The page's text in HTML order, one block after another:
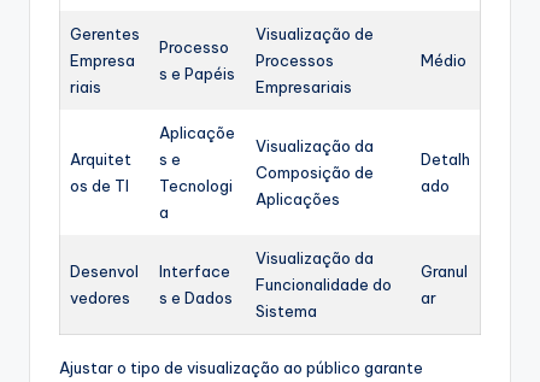
Gerentes
Empresa
riais
Processo
s e Papéis
Visualização de
Processos
Empresariais
Médio
Arquitet
os de TI
Aplicaçõe
s e
Tecnologi
a
Visualização da
Composição de
Aplicações
Detalh
ado
Desenvol
vedores
Interface
s e Dados
Visualização da
Funcionalidade do
Sistema
Granul
ar
Ajustar o tipo de visualização ao público garante